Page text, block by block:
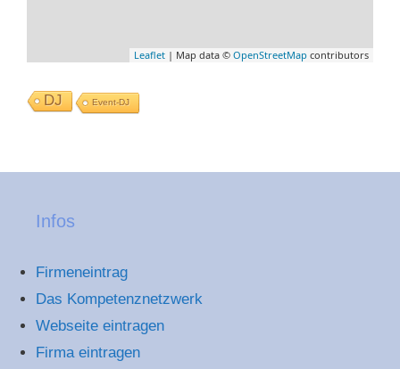
Leaflet | Map data © OpenStreetMap contributors
DJ Event-DJ
Infos
Firmeneintrag
Das Kompetenznetzwerk
Webseite eintragen
Firma eintragen